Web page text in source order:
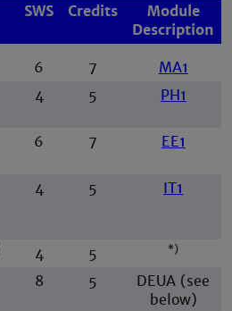
SWS Credits
Module
Description
6 7
MA1
4 5 PH1
6 7 EE1
4 5 IT1
4 5 *)
8 5
DEUA (see
below)